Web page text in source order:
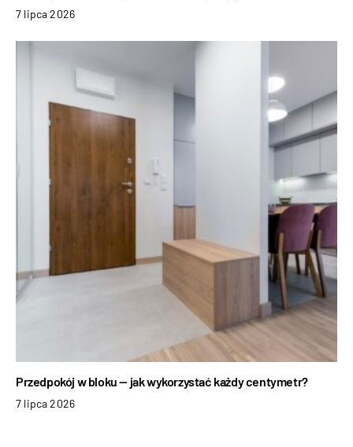
7 lipca 2026
Przedpokój w bloku — jak wykorzystać każdy centymetr?
7 lipca 2026